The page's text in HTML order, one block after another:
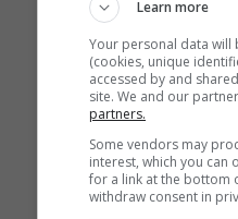
Learn more
Your personal data
(cookies, unique
accessed by and
site. We and our
partners.
Some vendors may
interest, which you
for a link at the bottom
withdraw consent in